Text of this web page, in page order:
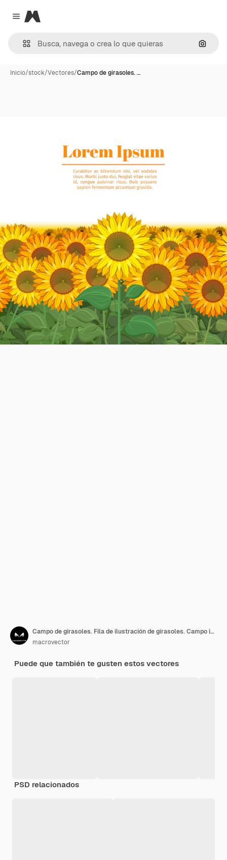
Close menu
Magnific
Inicio/stock/Vectores/Campo de girasoles. …
Campo de girasoles. Fila de ilustración de girasoles. Campo interminable con flor de sol
macrovector
Puede que también te gusten estos vectores
PSD relacionados